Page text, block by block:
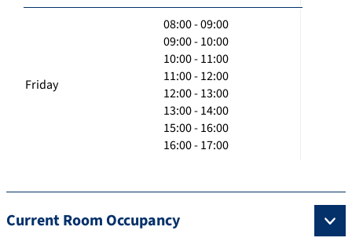
Friday
08:00 - 09:00
09:00 - 10:00
10:00 - 11:00
11:00 - 12:00
12:00 - 13:00
13:00 - 14:00
15:00 - 16:00
16:00 - 17:00
Current Room Occupancy